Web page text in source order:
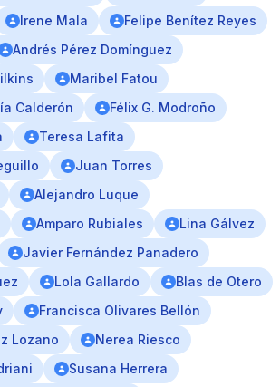
Irene Mala
Felipe Benítez Reyes
Andrés Pérez Domínguez
Maribel Fatou
Calderón
Félix G. Modroño
Teresa Lafita
Juan Torres
Alejandro Luque
Amparo Rubiales
Lina Gálvez
Javier Fernández Panadero
Lola Gallardo
Blas de Otero
Francisca Olivares Bellón
Lozano
Nerea Riesco
Susana Herrera